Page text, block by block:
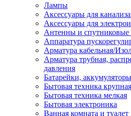
Лампы
Аксессуары для
Аксессуары для
Антенны и спутниковые
Аппаратура
Арматура кабельная/
Арматура трубная,
давления
Батарейки,
Бытовая техника крупная
Бытовая техника мелкая
Бытовая электроника
Ванная комната и туалет